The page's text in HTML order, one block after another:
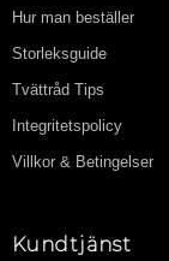
Hur man beställer
Storleksguide
Tvättråd Tips
Integritetspolicy
Villkor & Betingelser
Kundtjänst